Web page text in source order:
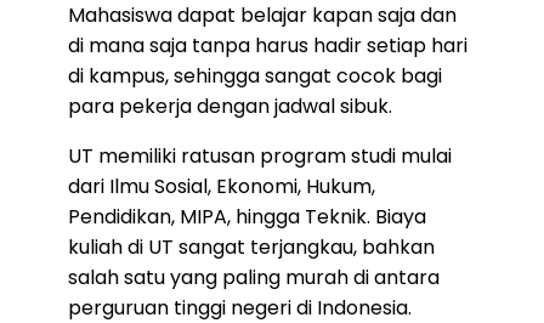
Mahasiswa dapat belajar kapan saja dan
di mana saja tanpa harus hadir setiap hari
di kampus, sehingga sangat cocok bagi
para pekerja dengan jadwal sibuk.
UT memiliki ratusan program studi mulai
dari Ilmu Sosial, Ekonomi, Hukum,
Pendidikan, MIPA, hingga Teknik. Biaya
kuliah di UT sangat terjangkau, bahkan
salah satu yang paling murah di antara
perguruan tinggi negeri di Indonesia.